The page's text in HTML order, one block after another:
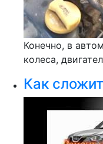
Конечно, в
колеса,
Как